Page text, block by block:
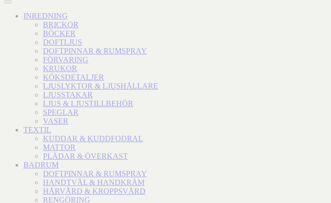
INREDNING
BRICKOR
BÖCKER
DOFTLJUS
DOFTPINNAR & RUMSPRAY
FÖRVARING
KRUKOR
KÖKSDETALJER
LJUSLYKTOR & LJUSHÅLLARE
LJUSSTAKAR
LJUS & LJUSTILLBEHÖR
SPEGLAR
VASER
TEXTIL
KUDDAR & KUDDFODRAL
MATTOR
PLÄDAR & ÖVERKAST
BADRUM
DOFTPINNAR & RUMSPRAY
HANDTVÅL & HANDKRÄM
HÅRVÅRD & KROPPSVÅRD
RENGÖRING